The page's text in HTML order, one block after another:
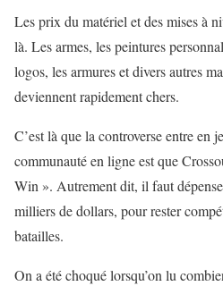
Les prix du matériel et des mises à
là. Les armes, les peintures
logos, les armures et divers autres
deviennent rapidement chers.
C’est là que la controverse entre en
communauté en ligne est que
Win ». Autrement dit, il faut
milliers de dollars, pour rester
batailles.
On a été choqué lorsqu’on lu